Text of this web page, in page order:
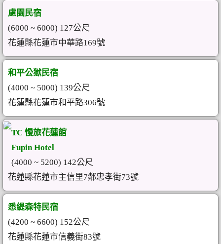
慮園民宿
(6000 ~ 6000) 127公尺
花蓮縣花蓮市中華路169號
和平公獄民宿
(4000 ~ 5000) 139公尺
花蓮縣花蓮市和平路306號
TC 慢旅花蓮館
Fupin Hotel
(4000 ~ 5200) 142公尺
花蓮縣花蓮市主信里7鄰忠孝街73號
悉緹森特民宿
(4200 ~ 6600) 152公尺
花蓮縣花蓮市信義街83號